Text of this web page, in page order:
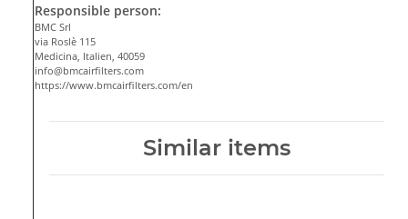
Responsible person:
BMC Srl
via Roslè 115
Medicina, Italien, 40059
info@bmcairfilters.com
https://www.bmcairfilters.com/en
Similar items